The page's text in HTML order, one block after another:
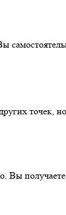
точек,
Вы